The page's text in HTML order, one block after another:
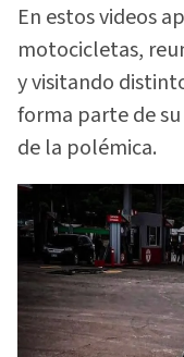
En estos videos
motocicletas,
y visitando
forma parte de
de la polémica.